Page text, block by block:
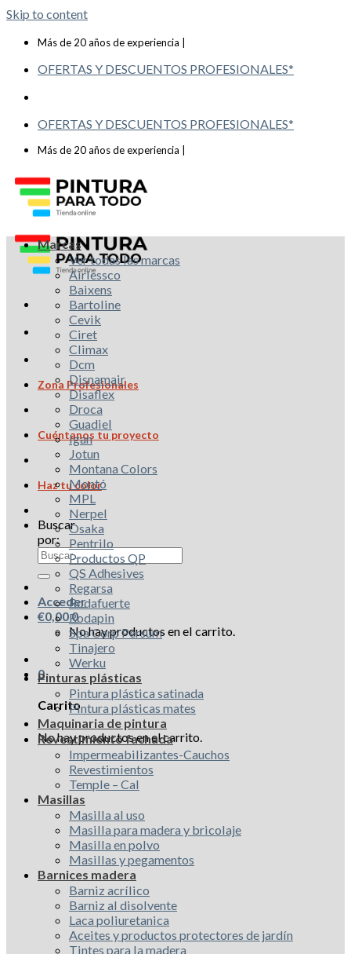
Skip to content
Más de 20 años de experiencia |
OFERTAS Y DESCUENTOS PROFESIONALES*
OFERTAS Y DESCUENTOS PROFESIONALES*
Más de 20 años de experiencia |
Zona Profesionales
Cuéntanos tu proyecto
Haz tu color
Buscar
por:
Acceder
€0,000
No hay productos en el carrito.
0
Carrito
No hay productos en el carrito.
Marcas
Ver todas las marcas
Airlessco
Baixens
Bartoline
Cevik
Ciret
Climax
Dcm
Disnamair
Disaflex
Droca
Guadiel
Igan
Jotun
Montana Colors
Montó
MPL
Nerpel
Osaka
Pentrilo
Productos QP
QS Adhesives
Regarsa
Rodafuerte
Rodapin
Spa Corp Persum
Tinajero
Werku
Pinturas plásticas
Pintura plástica satinada
Pintura plásticas mates
Maquinaria de pintura
Revestimiento fachada
Impermeabilizantes-Cauchos
Revestimientos
Temple – Cal
Masillas
Masilla al uso
Masilla para madera y bricolaje
Masilla en polvo
Masillas y pegamentos
Barnices madera
Barniz acrílico
Barniz al disolvente
Laca poliuretanica
Aceites y productos protectores de jardín
Tintes para la madera